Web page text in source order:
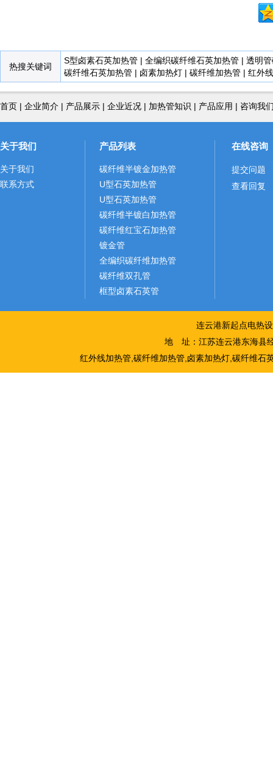
热搜关键词
S型卤素石英加热管 | 全编织碳纤维石英加热管 | 透明
碳纤维石英加热管 | 卤素加热灯 | 碳纤维加热管 | 红外
首页 | 企业简介 | 产品展示 | 企业近况 | 加热管知识 | 产品应用 | 咨询我
关于我们
关于我们
联系方式
产品列表
碳纤维半镀金加热管
U型石英加热管
U型石英加热管
碳纤维半镀白加热管
碳纤维红宝石加热管
镀金管
全编织碳纤维加热管
碳纤维双孔管
框型卤素石英管
在线咨询
提交问题
查看回复
连云港新起点电热
地 址：江苏连云港东海县
红外线加热管,碳纤维加热管,卤素加热灯,碳纤维